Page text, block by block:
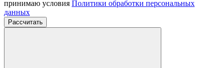
принимаю условия Политики обработки персональных
данных
Рассчитать